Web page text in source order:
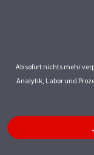
Ab sofort nichts mehr
Analytik, Labor und